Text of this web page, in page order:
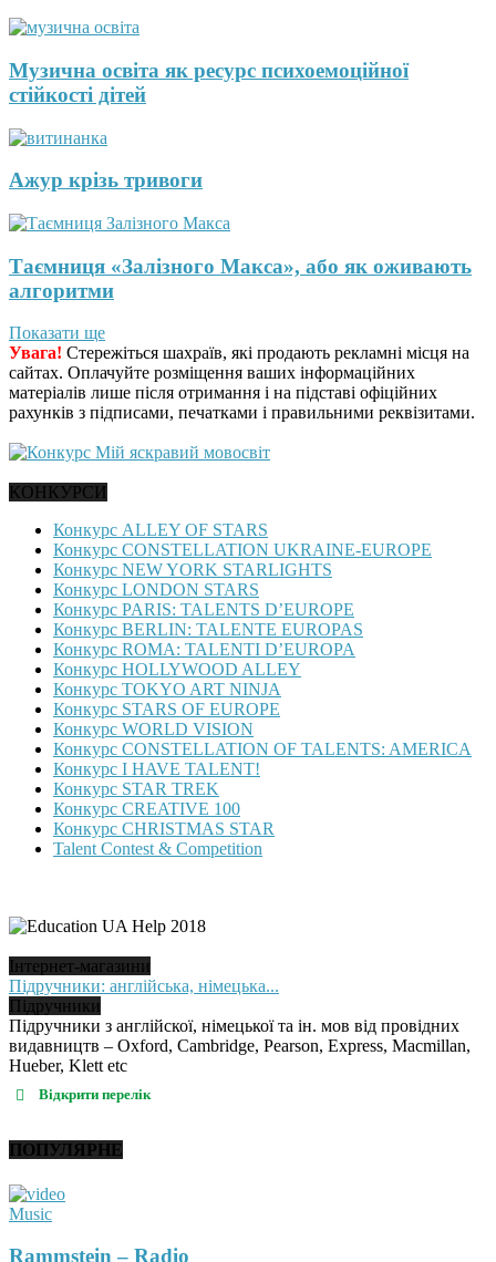
Музична освіта як ресурс психоемоційної
стійкості дітей
Ажур крізь тривоги
Таємниця «Залізного Макса», або як оживають
алгоритми
Показати ще
Увага! Стережіться шахраїв, які продають рекламні місця на
сайтах. Оплачуйте розміщення ваших інформаційних
матеріалів лише після отримання і на підставі офіційних
рахунків з підписами, печатками і правильними реквізитами.
КОНКУРСИ
Конкурс ALLEY OF STARS
Конкурс CONSTELLATION UKRAINE-EUROPE
Конкурс NEW YORK STARLIGHTS
Конкурс LONDON STARS
Конкурс PARIS: TALENTS D’EUROPE
Конкурс BERLIN: TALENTE EUROPAS
Конкурс ROMA: TALENTI D’EUROPA
Конкурс HOLLYWOOD ALLEY
Конкурс TOKYO ART NINJA
Конкурс STARS OF EUROPE
Конкурс WORLD VISION
Конкурс CONSTELLATION OF TALENTS: AMERICA
Конкурс I HAVE TALENT!
Конкурс STAR TREK
Конкурс CREATIVE 100
Конкурс CHRISTMAS STAR
Talent Contest & Competition
Інтернет-магазини
Підручники: англійська, німецька...
Підручники
Підручники з англійскої, німецької та ін. мов від провідних
видавництв – Oxford, Cambridge, Pearson, Express, Macmillan,
Hueber, Klett etc
Відкрити перелік
ПОПУЛЯРНЕ
Music
Rammstein – Radio